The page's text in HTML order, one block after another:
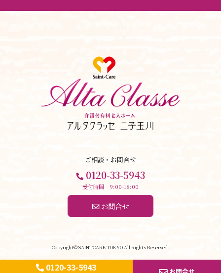
0120-33-5943
ご相談・お問合せ
0120-33-5943
受付時間 9:00-18:00
お問合せ
Copyright© SAINTCARE TOKYO All Rights Reserved.